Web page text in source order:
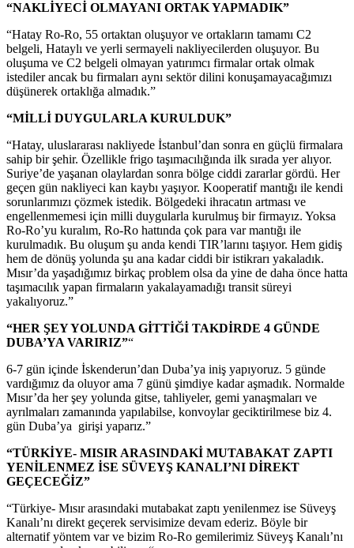
“NAKLİYECİ OLMAYANI ORTAK YAPMADIK”
“Hatay Ro-Ro, 55 ortaktan oluşuyor ve ortakların tamamı C2
belgeli, Hataylı ve yerli sermayeli nakliyecilerden oluşuyor. Bu
oluşuma ve C2 belgeli olmayan yatırımcı firmalar ortak olmak
istediler ancak bu firmaları aynı sektör dilini konuşamayacağımızı
düşünerek ortaklığa almadık.”
“MİLLİ DUYGULARLA KURULDUK”
“Hatay, uluslararası nakliyede İstanbul’dan sonra en güçlü firmalara
sahip bir şehir. Özellikle frigo taşımacılığında ilk sırada yer alıyor.
Suriye’de yaşanan olaylardan sonra bölge ciddi zararlar gördü. Her
geçen gün nakliyeci kan kaybı yaşıyor. Kooperatif mantığı ile kendi
sorunlarımızı çözmek istedik. Bölgedeki ihracatın artması ve
engellenmemesi için milli duygularla kurulmuş bir firmayız. Yoksa
Ro-Ro’yu kuralım, Ro-Ro hattında çok para var mantığı ile
kurulmadık. Bu oluşum şu anda kendi TIR’larını taşıyor. Hem gidiş
hem de dönüş yolunda şu ana kadar ciddi bir istikrarı yakaladık.
Mısır’da yaşadığımız birkaç problem olsa da yine de daha önce hatta
taşımacılık yapan firmaların yakalayamadığı transit süreyi
yakalıyoruz.”
“HER ŞEY YOLUNDA GİTTİĞİ TAKDİRDE 4 GÜNDE
DUBA’YA VARIRIZ”“
6-7 gün içinde İskenderun’dan Duba’ya iniş yapıyoruz. 5 günde
vardığımız da oluyor ama 7 günü şimdiye kadar aşmadık. Normalde
Mısır’da her şey yolunda gitse, tahliyeler, gemi yanaşmaları ve
ayrılmaları zamanında yapılabilse, konvoylar geciktirilmese biz 4.
gün Duba’ya girişi yaparız.”
“TÜRKİYE- MISIR ARASINDAKİ MUTABAKAT ZAPTI
YENİLENMEZ İSE SÜVEYŞ KANALI’NI DİREKT
GEÇECEĞİZ”
“Türkiye- Mısır arasındaki mutabakat zaptı yenilenmez ise Süveyş
Kanalı’nı direkt geçerek servisimize devam ederiz. Böyle bir
alternatif yöntem var ve bizim Ro-Ro gemilerimiz Süveyş Kanalı’nı